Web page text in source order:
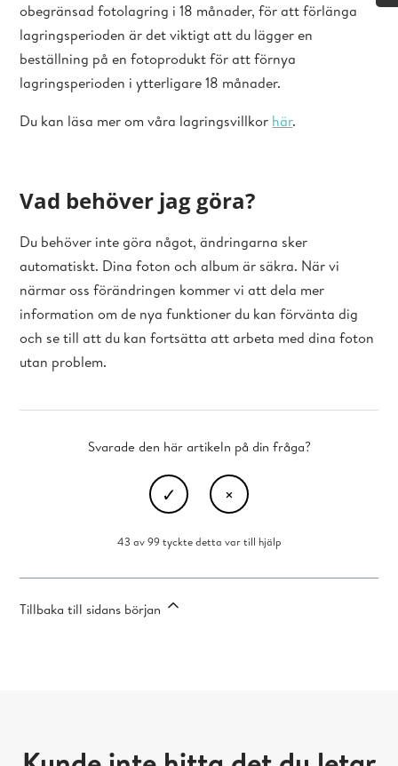
obegränsad fotolagring i 18 månader, för att förlänga
lagringsperioden är det viktigt att du lägger en
beställning på en fotoprodukt för att förnya
lagringsperioden i ytterligare 18 månader.
Du kan läsa mer om våra lagringsvillkor här.
Vad behöver jag göra?
Du behöver inte göra något, ändringarna sker
automatiskt. Dina foton och album är säkra. När vi
närmar oss förändringen kommer vi att dela mer
information om de nya funktioner du kan förvänta dig
och se till att du kan fortsätta att arbeta med dina foton
utan problem.
Svarade den här artikeln på din fråga?
43 av 99 tyckte detta var till hjälp
Tillbaka till sidans början